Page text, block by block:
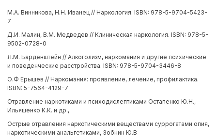
М.А. Винникова, Н.Н. Иванец // Наркология. ISBN: 978-5-9704-5423-
7
Д.И. Малин, В.М. Медведев // Клиническая наркология. ISBN: 978-5-
9502-0728-0
Л.М. Барденштейн // Алкоголизм, наркомания и другие психические
и поведенческие расстройства. ISBN: 978-5-9704-3446-8
О.Ф Ерышев // Наркомания: проявление, лечение, профилактика.
ISBN: 5-7564-4129-7
Отравление наркотиками и психодислептиками Остапенко Ю.Н.,
Ильяшенко К.К. и др.,
Острые отравления наркотическими веществами суррогатами опия,
наркотическими анальгетиками, Зобнин Ю.В